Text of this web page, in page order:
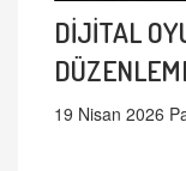
DİJİTAL
19 Nisan 2026